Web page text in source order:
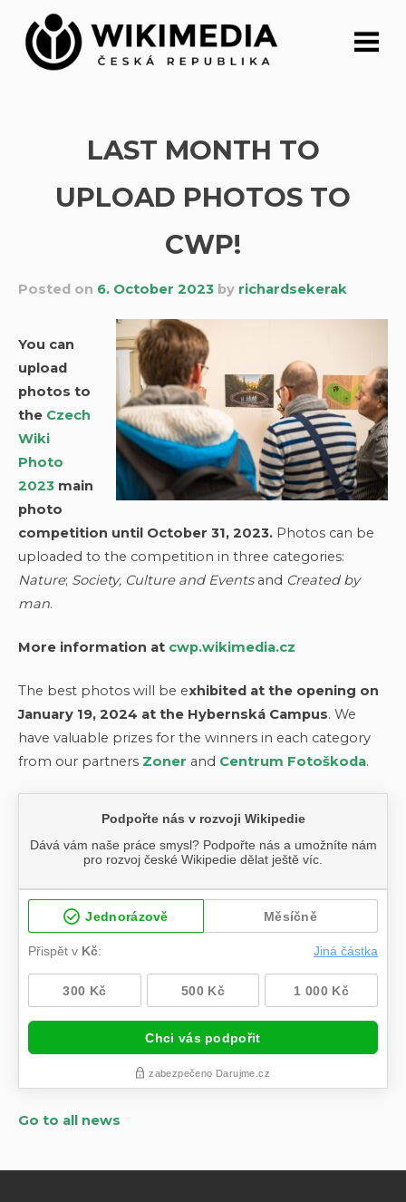
content
LAST MONTH TO
UPLOAD PHOTOS TO
CWP!
Posted on 6. October 2023 by richardsekerak
You can
upload
photos to
the Czech
Wiki
Photo
2023 main
photo
competition until October 31, 2023. Photos can be
uploaded to the competition in three categories:
Nature; Society, Culture and Eventsand Created by
man.
More information at cwp.wikimedia.cz
The best photos will be exhibited at the opening on
January 19, 2024 at the Hybernská Campus. We
have valuable prizes for the winners in each category
from our partners Zoner and Centrum Fotoškoda.
Go to all news